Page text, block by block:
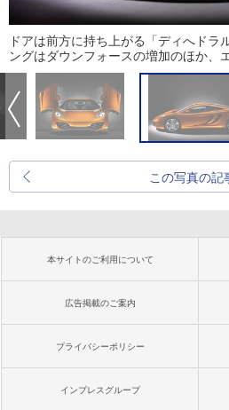
ドアは前方に持ち上がる「ディへドラ
ングはダウンフォースの増加のほか、
この写真の記
本サイトのご利用について
広告掲載のご案内
プライバシーポリシー
インプレスグループ